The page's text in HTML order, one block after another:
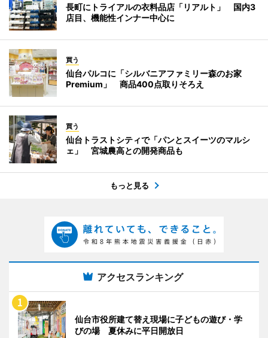
長町にトライアルの衣料品店「リアルト」 国内3
店目、機能性インナー中心に
買う
仙台パルコに「シルバニアファミリー森のお家
Premium」 商品400点取りそろえ
買う
仙台トラストシティで「パンとスイーツのマルシ
ェ」 宮城農高との開発商品も
もっと見る
アクセスランキング
仙台市役所建て替え現場に子どもの遊び・学
びの場 夏休みに平日開放日